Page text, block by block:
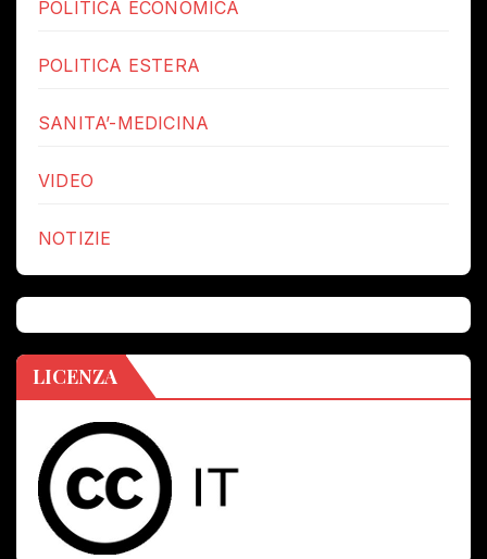
POLITICA ECONOMICA
POLITICA ESTERA
SANITA’-MEDICINA
VIDEO
NOTIZIE
LICENZA